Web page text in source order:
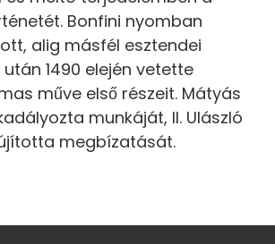
Bonfini nyomban
alig másfél esztendei
1490 elején vetette
műve első részeit. Mátyás
munkáját, II. Ulászló
megbízatását.